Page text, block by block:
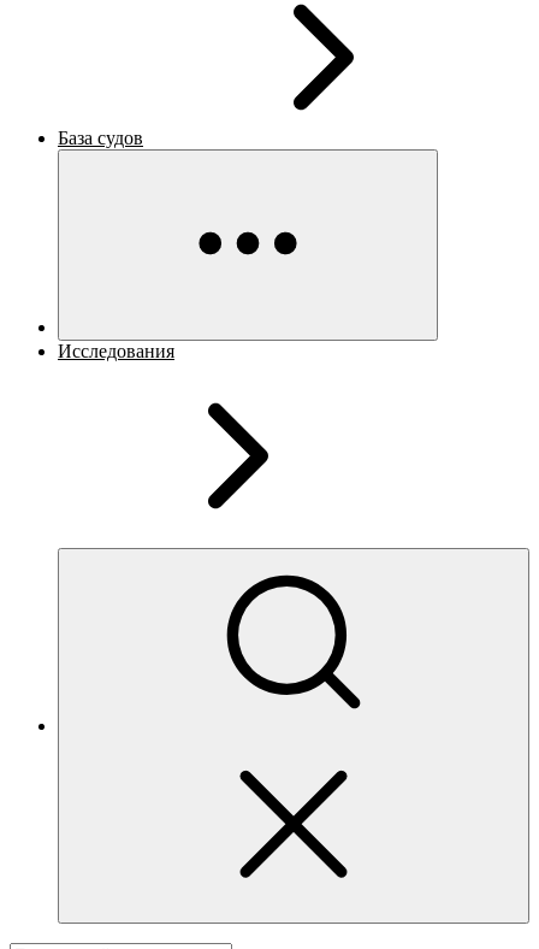
База судов
Исследования